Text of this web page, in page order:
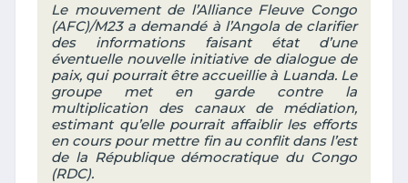
Le mouvement de l’Alliance Fleuve Congo
(AFC)/M23 a demandé à l’Angola de clarifier
des informations faisant état d’une
éventuelle nouvelle initiative de dialogue de
paix, qui pourrait être accueillie à Luanda. Le
groupe met en garde contre la
multiplication des canaux de médiation,
estimant qu’elle pourrait affaiblir les efforts
en cours pour mettre fin au conflit dans l’est
de la République démocratique du Congo
(RDC).